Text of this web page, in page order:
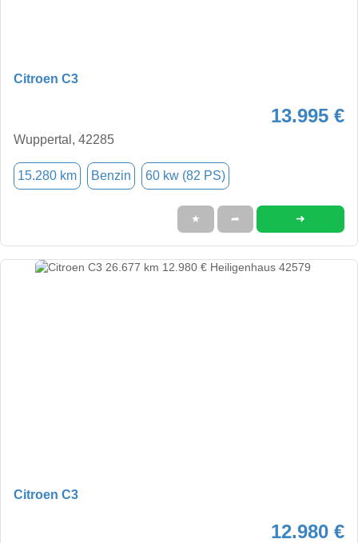
Citroen C3
13.995 €
Wuppertal, 42285
15.280 km Benzin 60 kw (82 PS)
★ ➦ ➜
Citroen C3
12.980 €